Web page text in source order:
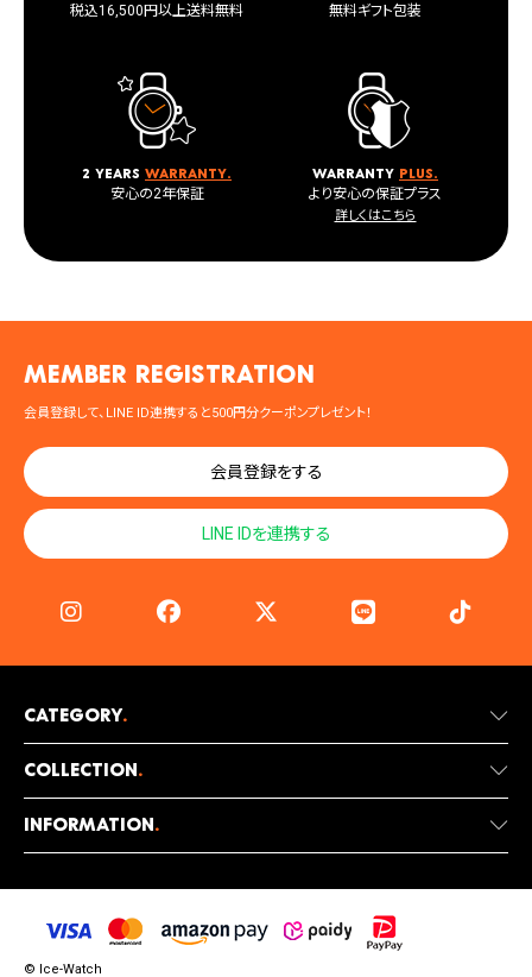
税込16,500円以上送料無料
無料ギフト包装
2 years warranty.
安心の2年保証
warranty plus.
より安心の保証プラス
詳しくはこちら
MEMBER registration
会員登録して、LINE ID連携すると500円分クーポンプレゼント！
会員登録をする
LINE IDを連携する
Category.
Collection.
Information.
© Ice-Watch